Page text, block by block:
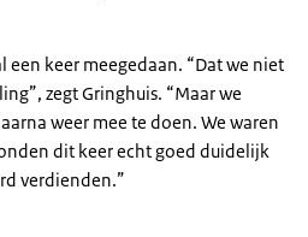
een keer meegedaan. “Dat we niet
zegt Gringhuis. “Maar we
weer mee te doen. We waren
dit keer echt goed duidelijk
verdienden.”